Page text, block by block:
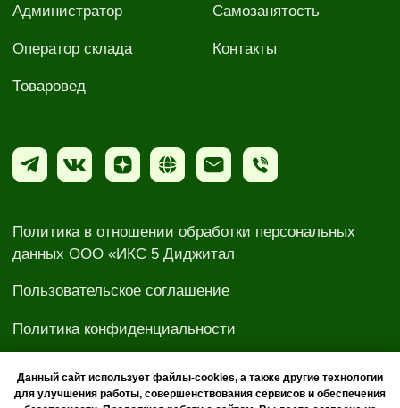
Данный сайт использует файлы-cookies, а также другие технологии
для улучшения работы, совершенствования сервисов и обеспечения